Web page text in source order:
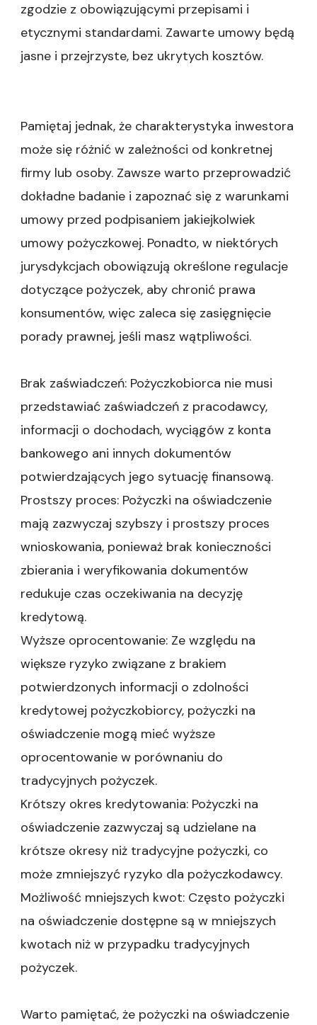
zgodzie z obowiązującymi przepisami i
etycznymi standardami. Zawarte umowy będą
jasne i przejrzyste, bez ukrytych kosztów.
Pamiętaj jednak, że charakterystyka inwestora
może się różnić w zależności od konkretnej
firmy lub osoby. Zawsze warto przeprowadzić
dokładne badanie i zapoznać się z warunkami
umowy przed podpisaniem jakiejkolwiek
umowy pożyczkowej. Ponadto, w niektórych
jurysdykcjach obowiązują określone regulacje
dotyczące pożyczek, aby chronić prawa
konsumentów, więc zaleca się zasięgnięcie
porady prawnej, jeśli masz wątpliwości.
Brak zaświadczeń: Pożyczkobiorca nie musi
przedstawiać zaświadczeń z pracodawcy,
informacji o dochodach, wyciągów z konta
bankowego ani innych dokumentów
potwierdzających jego sytuację finansową.
Prostszy proces: Pożyczki na oświadczenie
mają zazwyczaj szybszy i prostszy proces
wnioskowania, ponieważ brak konieczności
zbierania i weryfikowania dokumentów
redukuje czas oczekiwania na decyzję
kredytową.
Wyższe oprocentowanie: Ze względu na
większe ryzyko związane z brakiem
potwierdzonych informacji o zdolności
kredytowej pożyczkobiorcy, pożyczki na
oświadczenie mogą mieć wyższe
oprocentowanie w porównaniu do
tradycyjnych pożyczek.
Krótszy okres kredytowania: Pożyczki na
oświadczenie zazwyczaj są udzielane na
krótsze okresy niż tradycyjne pożyczki, co
może zmniejszyć ryzyko dla pożyczkodawcy.
Możliwość mniejszych kwot: Często pożyczki
na oświadczenie dostępne są w mniejszych
kwotach niż w przypadku tradycyjnych
pożyczek.
Warto pamiętać, że pożyczki na oświadczenie